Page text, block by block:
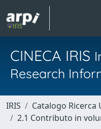
CINECA IRIS
Research
IRIS Catalogo Ricerca
2.1 Contributo in